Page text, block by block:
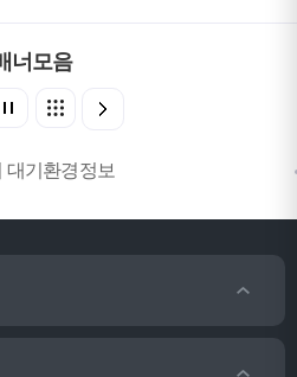
너모음
대기환경정보